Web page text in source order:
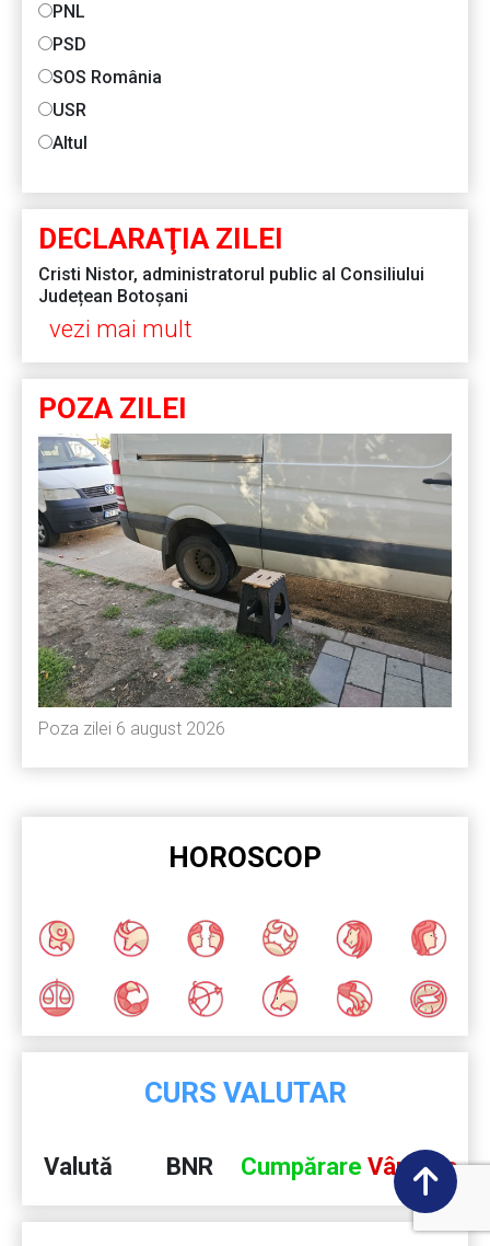
PNL
PSD
SOS România
USR
Altul
DECLARAŢIA ZILEI
Cristi Nistor, administratorul public al Consiliului
Județean Botoșani
vezi mai mult
POZA ZILEI
Poza zilei 6 august 2026
HOROSCOP
CURS VALUTAR
Valută BNR Cumpărare Vânzare